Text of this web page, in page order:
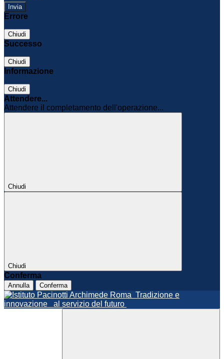
Errore
Chiudi
Successo
Chiudi
Informazione
Chiudi
Attendere...
Attendere il completamento dell'operazione...
Chiudi
Chiudi
Conferma
Annulla Conferma
Roma Tradizione e
innovazione
al servizio del futuro